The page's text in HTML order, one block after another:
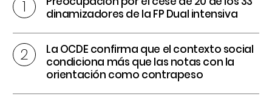
dinamizadores de la FP Dual intensiva
La OCDE confirma que el contexto social
condiciona más que las notas con la
orientación como contrapeso